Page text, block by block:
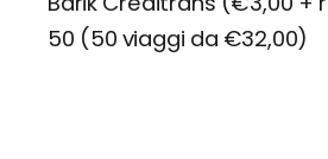
50 (50 viaggi da €32,00)